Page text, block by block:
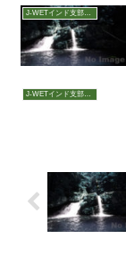
J-WETインド支部～ヨガのこころ～
J-WETインド支部～ヨガのこころ～